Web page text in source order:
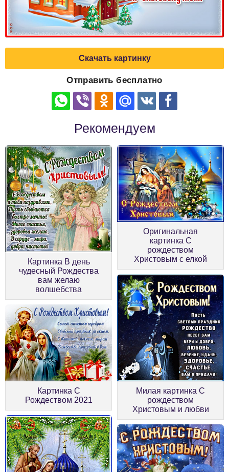
Скачать картинку
Отправить бесплатно
Рекомендуем
Картинка В день
чудесный Рождества
вам желаю
волшебства
Оригинальная
картинка С
рождеством
Христовым с елкой
Картинка С
Рождеством 2021
Милая картинка С
рождеством
Христовым и любви